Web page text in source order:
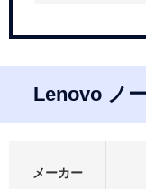
Lenovo ノ
メーカー